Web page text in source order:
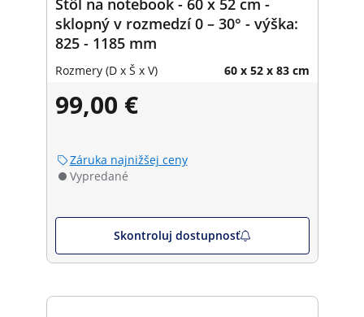
sklopný v rozmedzí 0 – 30° - výška:
825 - 1185 mm
Rozmery (D x Š x V) 60 x 52 x 83 cm
99,00 €
Záruka najnižšej ceny
Vypredané
Skontroluj dostupnosť